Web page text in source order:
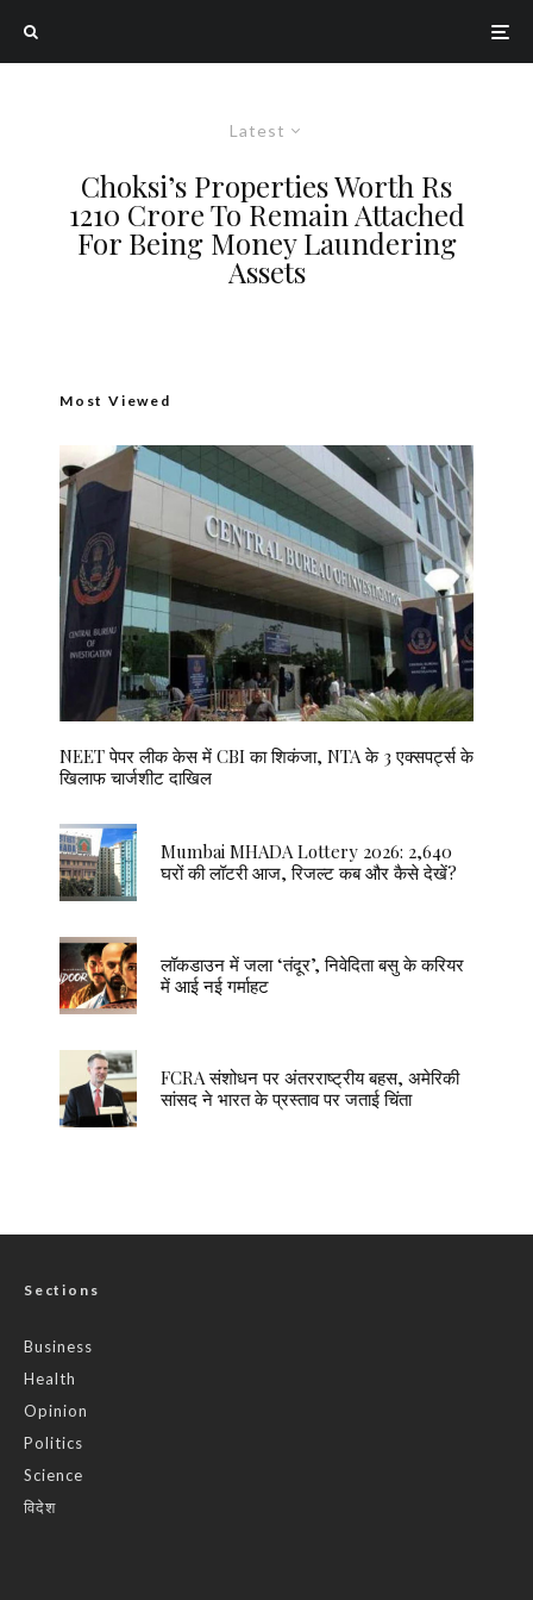
Latest
Choksi’s Properties Worth Rs
1210 Crore To Remain Attached
For Being Money Laundering
Assets
Most Viewed
NEET पेपर लीक केस में CBI का शिकंजा, NTA के 3 एक्सपर्ट्स के
खिलाफ चार्जशीट दाखिल
Mumbai MHADA Lottery 2026: 2,640
घरों की लॉटरी आज, रिजल्ट कब और कैसे देखें?
लॉकडाउन में जला ‘तंदूर’, निवेदिता बसु के करियर
में आई नई गर्माहट
FCRA संशोधन पर अंतरराष्ट्रीय बहस, अमेरिकी
सांसद ने भारत के प्रस्ताव पर जताई चिंता
Sections
Business
Health
Opinion
Politics
Science
विदेश